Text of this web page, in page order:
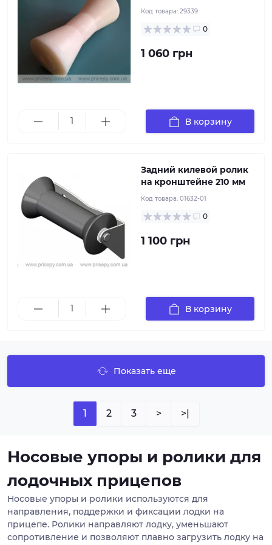
Код товара: 29339
0
1 060 грн
В корзину
Задний килевой ролик на кронштейне значительно
сзади на раме прицепа
Задний килевой ролик
на кронштейне 210 мм
Код товара: 01632-01
0
1 100 грн
В корзину
Показать еще
1 2 3 > >|
Носовые упоры и ролики для
лодочных прицепов
Носовые упоры и ролики используются для
направления, поддержки и фиксации лодки на
прицепе. Ролики направляют лодку, уменьшают
сопротивление и позволяют плавно загрузить лодку на